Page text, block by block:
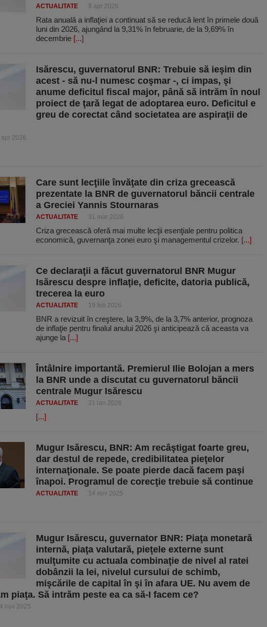
ACTUALITATE 8 apr 2026
Rata anuală a inflaţiei a continuat să se reducă lent în primele două
luni din 2026, ajungând la 9,31% în februarie, de la 9,69% în
decembrie [...]
Isărescu, guvernatorul BNR: Trebuie să ieşim din
acest - să nu-l numesc coşmar -, ci impas, şi
anume deficitul fiscal major, până să intrăm în noul
proiect de ţară legat de adoptarea euro. Deficitul e
greu de corectat când societatea are aspiraţii de
apr 2026
Care sunt lecţiile învăţate din criza grecească
prezentate la BNR de guvernatorul băncii centrale
a Greciei Yannis Stournaras
ACTUALITATE 31 mar 2026
Criza grecească oferă mai multe lecţii esenţiale pentru politica
economică, guvernanţa zonei euro şi managementul crizelor. [...]
Ce declaraţii a făcut guvernatorul BNR Mugur
Isărescu despre inflaţie, deficite, datoria publică,
trecerea la euro
ACTUALITATE 19 feb 2026
BNR a revizuit în creştere, la 3,9%, de la 3,7% anterior, prognoza
de inflaţie pentru finalul anului 2026 şi anticipează că aceasta va
ajunge la [...]
Întâlnire importantă. Premierul Ilie Bolojan a mers
la BNR unde a discutat cu guvernatorul băncii
centrale Mugur Isărescu
ACTUALITATE 21 ian 2026
[...]
Mugur Isărescu, BNR: Am recâştigat foarte greu,
dar destul de repede, credibilitatea pieţelor
internaţionale. Se poate pierde dacă facem paşi
înapoi. Programul de corecţie trebuie să continue
ACTUALITATE 14 nov 2025
Mugur Isărescu, guvernator BNR: Piaţa monetară
internă, piaţa valutară, pieţele externe sunt
mulţumite cu actuala combinaţie de nivel al ratei
dobânzii la lei, nivelul cursului de schimb,
mişcările de capital în şi în afara UE. Nu avem de
piaţa. Să intrăm peste ea ca să-I facem ce?
nov 2025